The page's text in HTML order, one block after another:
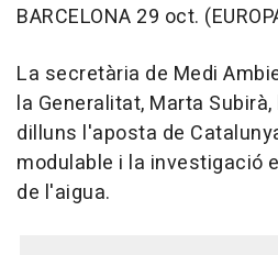
BARCELONA 29 oct.
La secretària de Medi
la Generalitat, Marta
dilluns l'aposta de
modulable i la investigació
de l'aigua.